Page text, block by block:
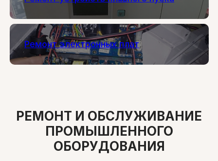
Ремонт электронных плат
РЕМОНТ И ОБСЛУЖИВАНИЕ
ПРОМЫШЛЕННОГО
ОБОРУДОВАНИЯ